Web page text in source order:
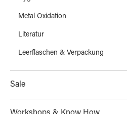
Metal Oxidation
Literatur
Leerflaschen & Verpackung
Sale